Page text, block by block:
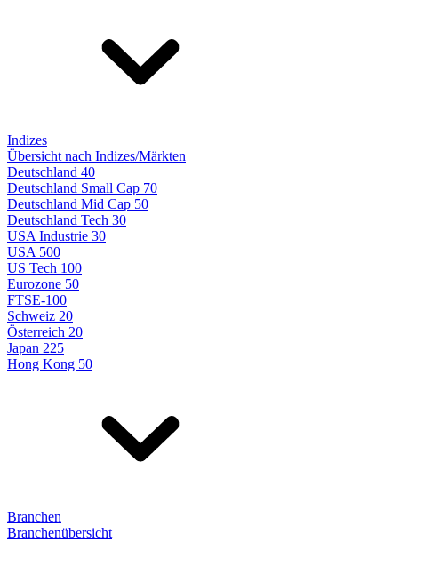
Indizes
Übersicht nach Indizes/Märkten
Deutschland 40
Deutschland Small Cap 70
Deutschland Mid Cap 50
Deutschland Tech 30
USA Industrie 30
USA 500
US Tech 100
Eurozone 50
FTSE-100
Schweiz 20
Österreich 20
Japan 225
Hong Kong 50
Branchen
Branchenübersicht